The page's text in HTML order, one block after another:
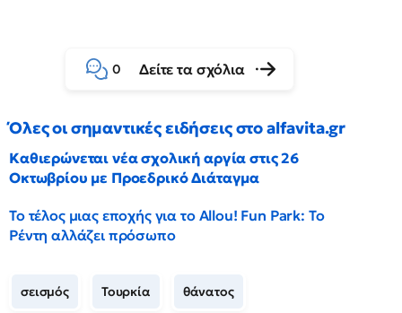
0 Δείτε τα σχόλια
Όλες οι σημαντικές ειδήσεις στο alfavita.gr
Καθιερώνεται νέα σχολική αργία στις 26
Οκτωβρίου με Προεδρικό Διάταγμα
Το τέλος μιας εποχής για το Allou! Fun Park: Το
Ρέντη αλλάζει πρόσωπο
σεισμός Τουρκία θάνατος